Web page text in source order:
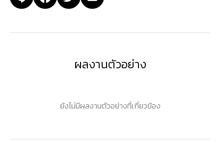
ผลงานตัวอย่าง
ยังไม่มีผลงานตัวอย่างที่เกี่ยวข้อง